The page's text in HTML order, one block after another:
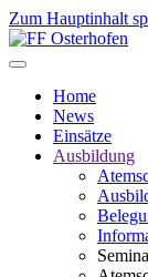
Zum Hauptinhalt
Home
News
Einsätze
Ausbildung